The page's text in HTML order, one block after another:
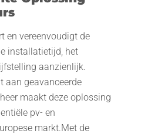
en vereenvoudigt de
installatietijd, het
aanzienlijk.
aan geavanceerde
maakt deze oplossing
pv- en
markt.Met de